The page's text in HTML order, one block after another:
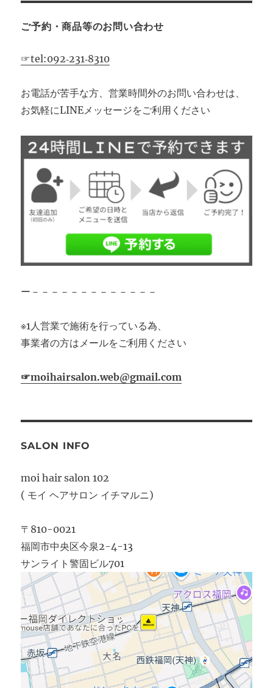
ご予約・商品等のお問い合わせ
☞tel:092‐231‐8310
お電話が苦手な方、営業時間外のお問い合わせは、
お気軽にLINEメッセージをご利用ください
ー－－－－－－－－－－－－－
※1人営業で施術を行っている為、
事業者の方はメールをご利用ください
☞moihairsalon.web@gmail.com
SALON INFO
moi hair salon 102
( モイ ヘアサロン イチマルニ)
〒810-0021
福岡市中央区今泉2-4-13
サンライト警固ビル701